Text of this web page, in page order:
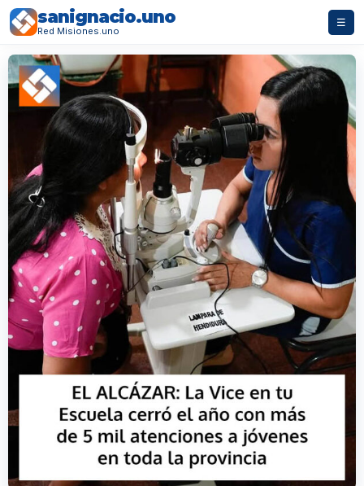
sanignacio.uno
Red Misiones.uno
☰